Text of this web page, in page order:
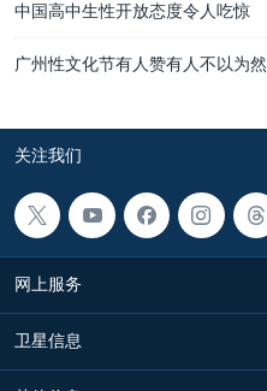
中国高中生性开放态度令人吃惊
广州性文化节有人赞有人不以为然
关注我们
网上服务
卫星信息